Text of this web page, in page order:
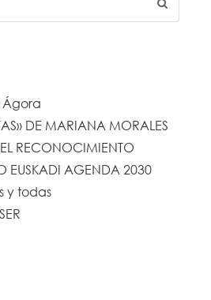
Ágora
DE MARIANA MORALES
RECONOCIMIENTO
EUSKADI AGENDA 2030
y todas